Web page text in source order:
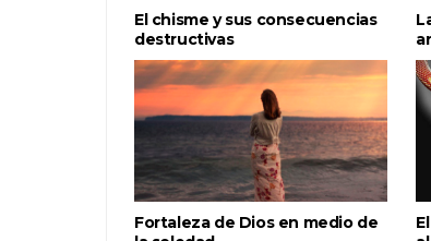
El chisme y sus consecuencias
destructivas
Fortaleza de Dios en medio de